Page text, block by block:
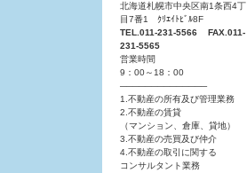
北海道札幌市中央区南1条西4丁
目7番1 ｸﾘｴｲﾄﾋﾞﾙ8F
TEL.011-231-5566 FAX.011-
231-5565
営業時間
9：00～18：00
──────────────
1.不動産の所有及び管理業務
2.不動産の賃貸
（マンション、倉庫、貸地）
3.不動産の売買及び仲介
4.不動産の取引に関する
コンサルタント業務